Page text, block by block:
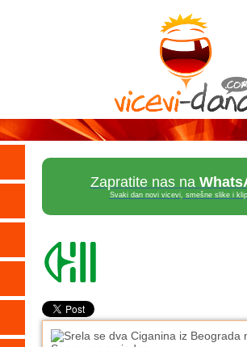
Zapratite nas na
Svaki dan novi vicevi, smešne slike i